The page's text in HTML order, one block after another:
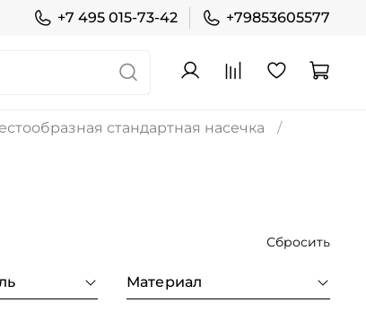
+7 495 015-73-42 +79853605577
стандартная насечка
Сбросить
Материал